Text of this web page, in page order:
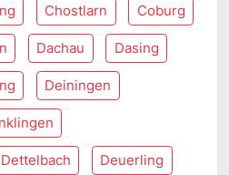
Chostlarn Coburg
Dachau Dasing
Deiningen
Dettelbach Deuerling